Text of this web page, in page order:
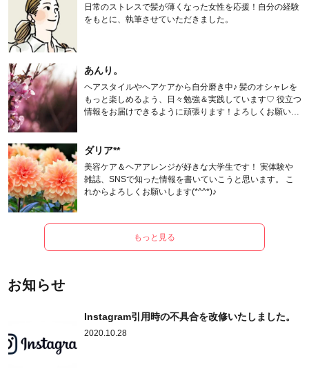
日常のストレスで髪が薄くなった女性を応援！自分の経験
をもとに、執筆させていただきました。
あんり。
ヘアスタイルやヘアケアから自分磨き中♪ 髪のオシャレを
もっと楽しめるよう、日々勉強＆実践しています♡ 役立つ
情報をお届けできるように頑張ります！よろしくお願いし
ダリア**
美容ケア＆ヘアアレンジが好きな大学生です！ 実体験や
雑誌、SNSで知った情報を書いていこうと思います。 こ
れからよろしくお願いします(*^^*)♪
もっと見る
お知らせ
Instagram引用時の不具合を改修いたしました。
2020.10.28